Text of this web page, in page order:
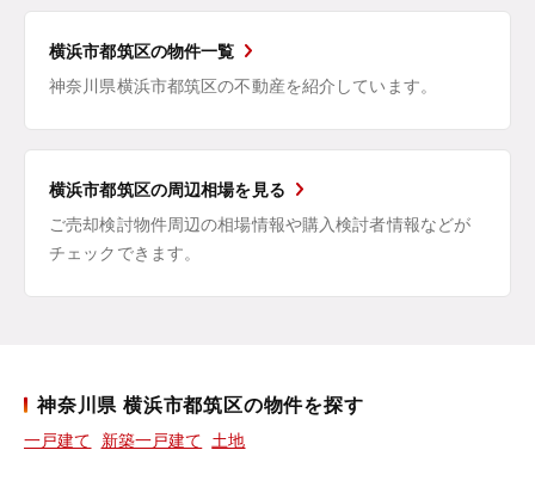
横浜市都筑区の物件一覧
神奈川県横浜市都筑区の不動産を紹介しています。
横浜市都筑区の周辺相場を見る
ご売却検討物件周辺の相場情報や購入検討者情報などが
チェックできます。
神奈川県 横浜市都筑区の物件を探す
一戸建て 新築一戸建て 土地